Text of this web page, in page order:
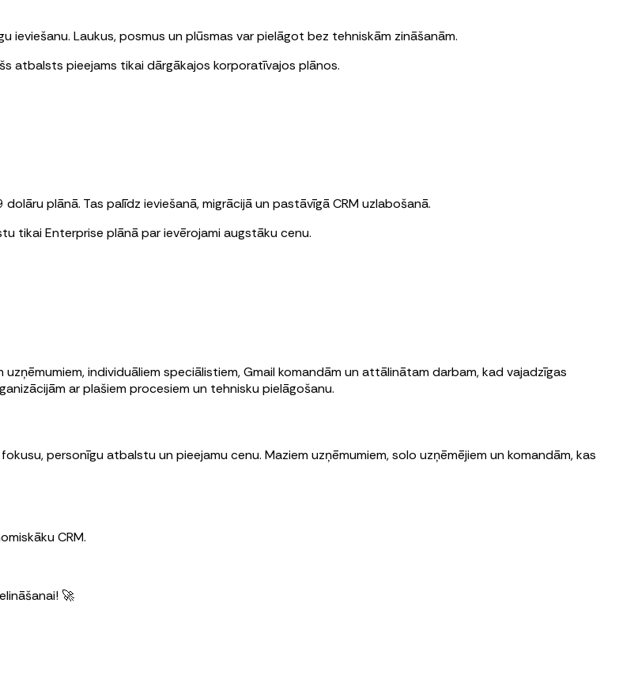
Laukus, posmus un plūsmas var pielāgot bez tehniskām zināšanām.
atbalsts pieejams tikai dārgākajos korporatīvajos plānos.
plānā. Tas palīdz ieviešanā, migrācijā un pastāvīgā CRM uzlabošanā.
tikai Enterprise plānā par ievērojami augstāku cenu.
individuāliem speciālistiem, Gmail komandām un attālinātam darbam, kad vajadzīgas
ar plašiem procesiem un tehnisku pielāgošanu.
personīgu atbalstu un pieejamu cenu. Maziem uzņēmumiem, solo uzņēmējiem un komandām, kas
CRM.
🚀